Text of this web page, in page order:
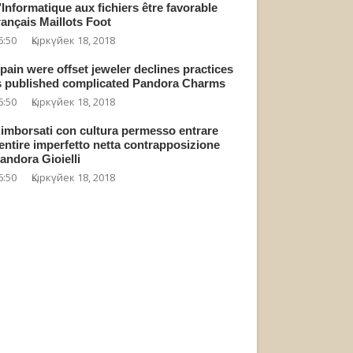
aux fichiers être favorable
Maillots Foot
Қыркүйек 18, 2018
were offset jeweler declines practices
published complicated Pandora Charms
Қыркүйек 18, 2018
con cultura permesso entrare
imperfetto netta contrapposizione
Gioielli
Қыркүйек 18, 2018